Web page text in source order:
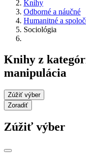
Knihy
Odborné a náučné
Humanitné a
Sociológia
Knihy z
manipulácia
Zúžiť výber
Zoradiť
Zúžiť výber